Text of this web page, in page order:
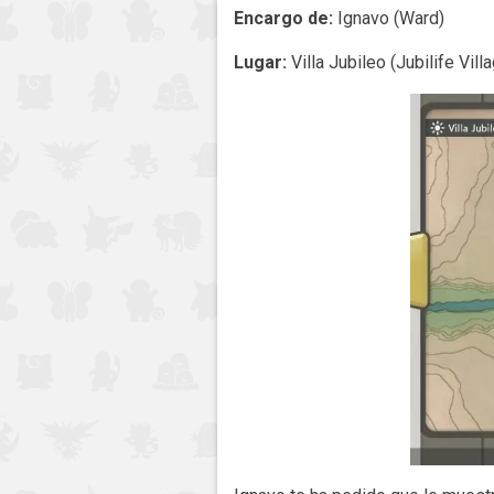
Encargo de: Ignavo (Ward)
Lugar: Villa Jubileo (Jubilife